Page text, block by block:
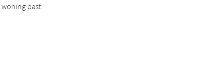
past.